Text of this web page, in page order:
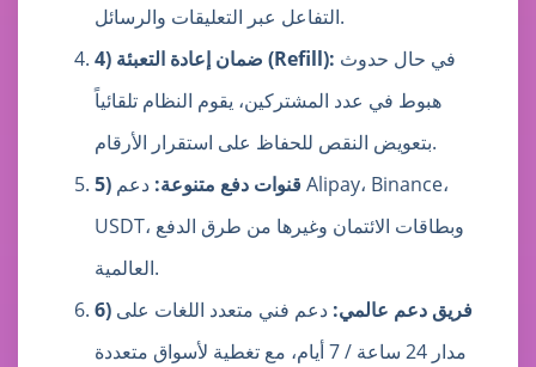
التفاعل عبر التعليقات والرسائل.
4) ضمان إعادة التعبئة (Refill):
هبوط في عدد المشتركين، يقوم النظام تلقائياً
بتعويض النقص للحفاظ على استقرار الأرقام.
5) قنوات دفع متنوعة: دعم Alipay، Binance،
USDT، وبطاقات الائتمان وغيرها من طرق الدفع
العالمية.
6) فريق دعم عالمي: دعم فني متعدد اللغات على
مدار 24 ساعة / 7 أيام، مع تغطية لأسواق متعددة